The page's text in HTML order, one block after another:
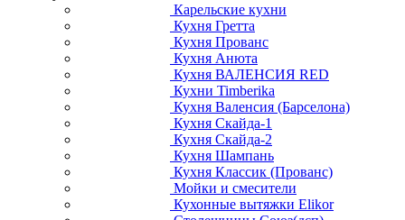
Карельские кухни
Кухня Гретта
Кухня Прованс
Кухня Анюта
Кухня ВАЛЕНСИЯ RED
Кухни Timberika
Кухня Валенсия (Барселона)
Кухня Скайда-1
Кухня Скайда-2
Кухня Шампань
Кухня Классик (Прованс)
Мойки и смесители
Кухонные вытяжки Elikor